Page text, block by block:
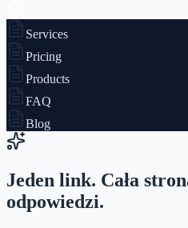
Services
Pricing
Products
FAQ
Blog
Jeden link. Cała
odpowiedzi.